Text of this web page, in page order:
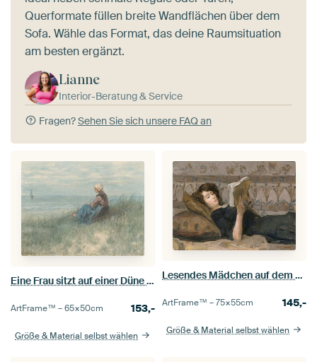
Querformate füllen breite Wandflächen über dem
Sofa. Wähle das Format, das deine Raumsituation
am besten ergänzt.
Lianne
Interior-Beratung & Service
Fragen?Sehen Sie sich unsere FAQ an
Eine Frau sitzt auf einer Düne und schaut aufs Meer hinaus, Jozef Israëls
ArtFrame™ –65×50cm 153,-
Größe & Material selbst wählen
Lesendes Mädchen auf dem Diwan, Isaac Israëls
ArtFrame™ –75×55cm 145,-
Größe & Material selbst wählen